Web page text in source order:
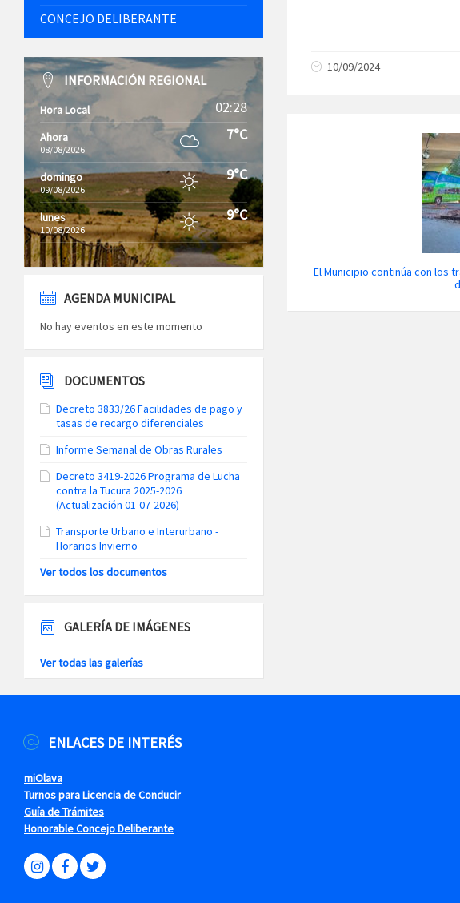
10/09/2024
El Municipio continúa con los
CONCEJO DELIBERANTE
INFORMACIÓN REGIONAL
Hora Local 02:28
Ahora
08/08/2026
7°C
domingo
09/08/2026
9°C
lunes
10/08/2026
9°C
AGENDA MUNICIPAL
No hay eventos en este momento
DOCUMENTOS
Decreto 3833/26 Facilidades de pago y
tasas de recargo diferenciales
Informe Semanal de Obras Rurales
Decreto 3419-2026 Programa de Lucha
contra la Tucura 2025-2026
(Actualización 01-07-2026)
Transporte Urbano e Interurbano -
Horarios Invierno
Ver todos los documentos
GALERÍA DE IMÁGENES
Ver todas las galerías
ENLACES DE INTERÉS
miOlava
Turnos para Licencia de Conducir
Guía de Trámites
Honorable Concejo Deliberante